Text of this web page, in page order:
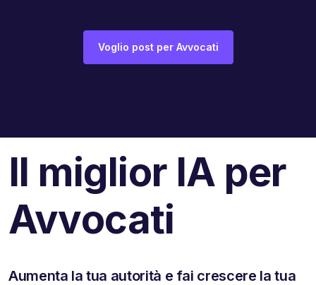
Voglio post per Avvocati
Il miglior IA per
Avvocati
Aumenta la tua autorità e fai crescere la tua